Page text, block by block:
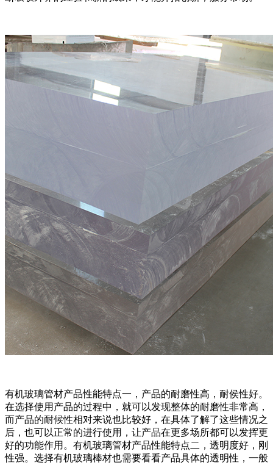
有机玻璃管材产品性能特点一，产品的耐磨性高，耐侯性好。
在选择使用产品的过程中，就可以发现整体的耐磨性非常高，
而产品的耐候性相对来说也比较好，在具体了解了这些情况之
后，也可以正常的进行使用，让产品在更多场所都可以发挥更
好的功能作用。有机玻璃管材产品性能特点二，透明度好，刚
性强。选择有机玻璃棒材也需要看看产品具体的透明性，一般